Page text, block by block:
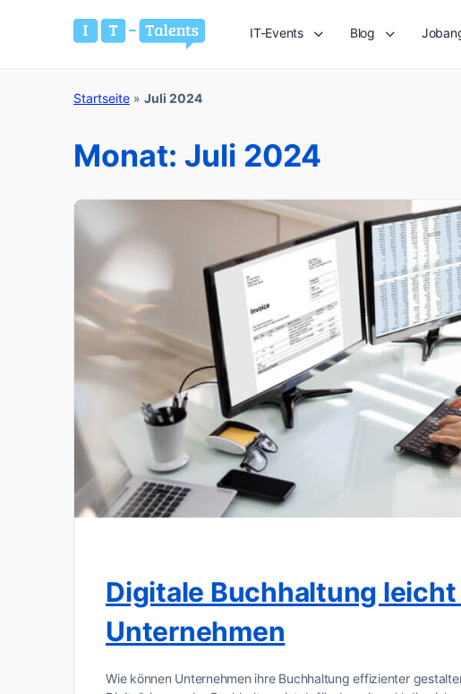
IT-Events Blog
Startseite » Juli 2024
Monat: Juli 2024
Digitale Buchhaltung
Unternehmen
Wie können Unternehmen ihre Buchhaltung effizienter